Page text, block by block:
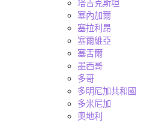
塔吉克斯坦
塞內加爾
塞拉利昂
塞爾維亞
塞舌爾
墨西哥
多哥
多明尼加共和國
多米尼加
奧地利